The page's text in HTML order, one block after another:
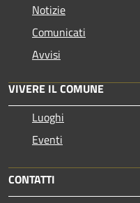
Notizie
Comunicati
Avvisi
VIVERE IL COMUNE
Luoghi
Eventi
CONTATTI